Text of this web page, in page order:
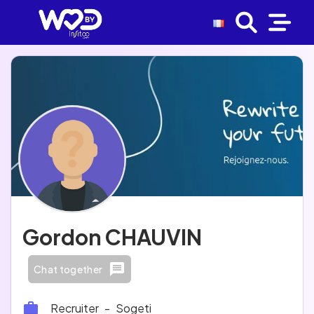
Gordon CHAUVIN
Chat together
Recruiter - Sogeti